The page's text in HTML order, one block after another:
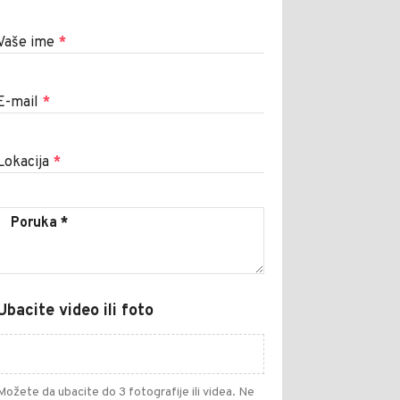
ime *
mail *
*
video ili foto
da ubacite do 3 fotografije ili videa. Ne